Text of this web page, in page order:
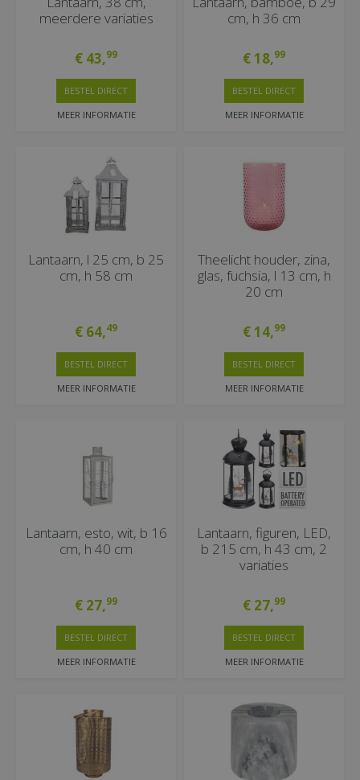
meerdere variaties
€ 43,99
MEER INFORMATIE
BESTEL DIRECT
cm, h 36 cm
€18,99
MEER INFORMATIE
BESTEL DIRECT
Lantaarn, l 25 cm, b 25
cm, h 58 cm
€ 64,49
MEER INFORMATIE
BESTEL DIRECT
Theelicht houder, zina,
glas, fuchsia, l 13 cm, h
20 cm
€14,99
MEER INFORMATIE
BESTEL DIRECT
Lantaarn, esto, wit, b 16
cm, h 40 cm
€ 27,99
MEER INFORMATIE
BESTEL DIRECT
Lantaarn, figuren, LED,
b 215 cm, h 43 cm, 2
variaties
€ 27,99
MEER INFORMATIE
BESTEL DIRECT